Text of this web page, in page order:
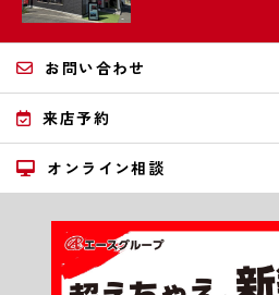
お問い合わせ
来店予約
オンライン相談